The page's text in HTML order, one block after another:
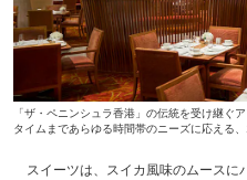
「ザ・ペニンシュラ香港」の伝統を受け継ぐ
タイムまであらゆる時間帯のニーズに応える、
スイーツは、スイカ風味のムースに